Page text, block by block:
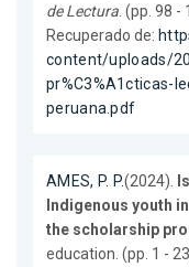
de Lectura . (pp. 98
Recuperado de:
content/uploads/
pr%C3%A1cticas-
peruana.pdf
AMES, P. P.(2024).
Indigenous youth
the scholarship
education. (pp. 1 -